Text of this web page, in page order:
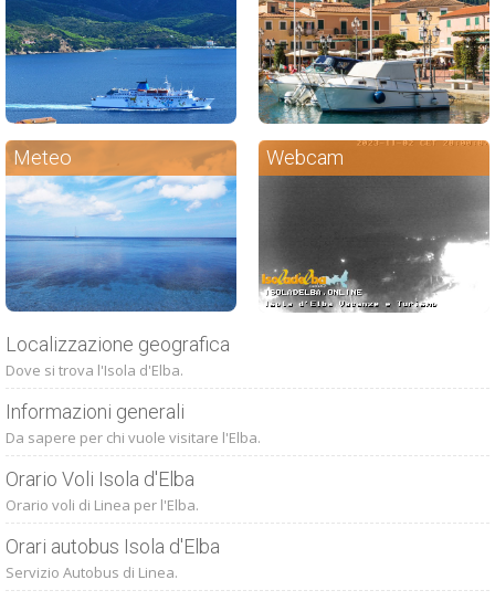
Meteo Webcam
Localizzazione geografica
Dove si trova l'Isola d'Elba.
Informazioni generali
Da sapere per chi vuole visitare l'Elba.
Orario Voli Isola d'Elba
Orario voli di Linea per l'Elba.
Orari autobus Isola d'Elba
Servizio Autobus di Linea.